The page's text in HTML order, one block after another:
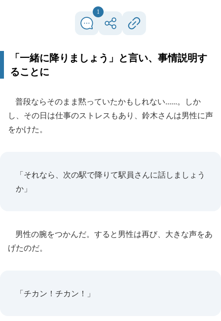
1
「一緒に降りましょう」と言い、事情説明す
ることに
普段ならそのまま黙っていたかもしれない......。しか
し、その日は仕事のストレスもあり、鈴木さんは男性に声
をかけた。
「それなら、次の駅で降りて駅員さんに話しましょう
か」
男性の腕をつかんだ。すると男性は再び、大きな声をあ
げたのだ。
「チカン！チカン！」